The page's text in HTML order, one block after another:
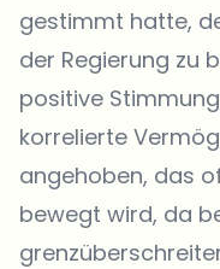
gestimmt hatte,
der Regierung zu
positive
korrelierte
angehoben, das
bewegt wird, da